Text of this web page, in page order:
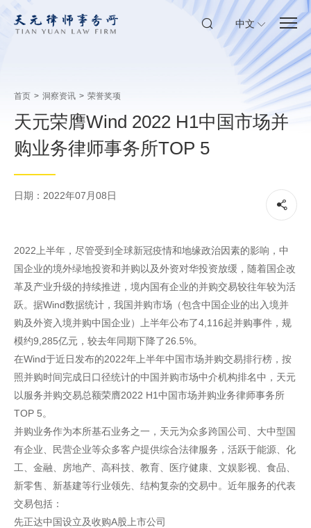
中文
首页 > 洞察资讯 > 荣誉奖项
天元荣膺Wind 2022 H1中国市场并
购业务律师事务所TOP 5
日期：2022年07月08日
2022上半年，尽管受到全球新冠疫情和地缘政治因素的影响，中
国企业的境外绿地投资和并购以及外资对华投资放缓，随着国企改
革及产业升级的持续推进，境内国有企业的并购交易较往年较为活
跃。据Wind数据统计，我国并购市场（包含中国企业的出入境并
购及外资入境并购中国企业）上半年公布了4,116起并购事件，规
模约9,285亿元，较去年同期下降了26.5%。
在Wind于近日发布的2022年上半年中国市场并购交易排行榜，按
照并购时间完成日口径统计的中国并购市场中介机构排名中，天元
以服务并购交易总额荣膺2022 H1中国市场并购业务律师事务所
TOP 5。
并购业务作为本所基石业务之一，天元为众多跨国公司、大中型国
有企业、民营企业等众多客户提供综合法律服务，活跃于能源、化
工、金融、房地产、高科技、教育、医疗健康、文娱影视、食品、
新零售、新基建等行业领先、结构复杂的交易中。近年服务的代表
交易包括：
先正达中国设立及收购A股上市公司